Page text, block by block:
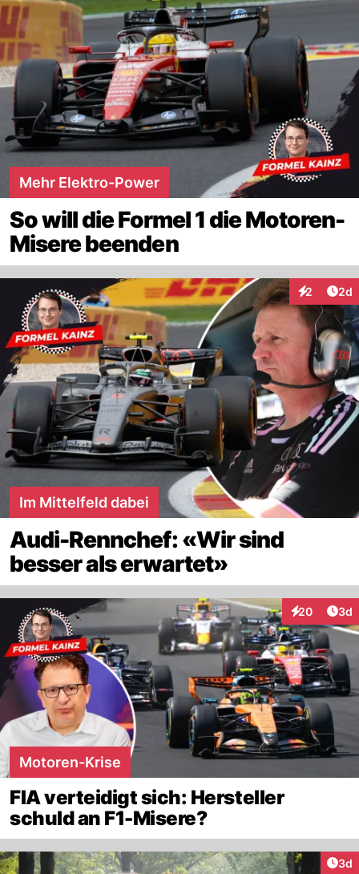
Mehr Elektro-Power
So will die Formel 1 die Motoren-
Misere beenden
2 2d
Im Mittelfeld dabei
Audi-Rennchef: «Wir sind
besser als erwartet»
20
Interaktionen
3d
Motoren-Krise
FIA verteidigt sich: Hersteller
schuld an F1-Misere?
3d